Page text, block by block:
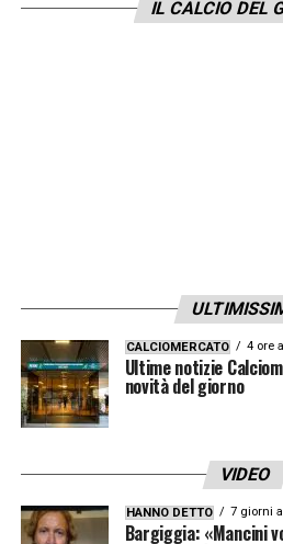
«Lesione del collaterale
IL CALCIO DEL
CALCIOMERCATO 4 ore
Ultime notizie
novità del giorno
VIDEO
HANNO DETTO 7 giorni
Bargiggia: «Mancini